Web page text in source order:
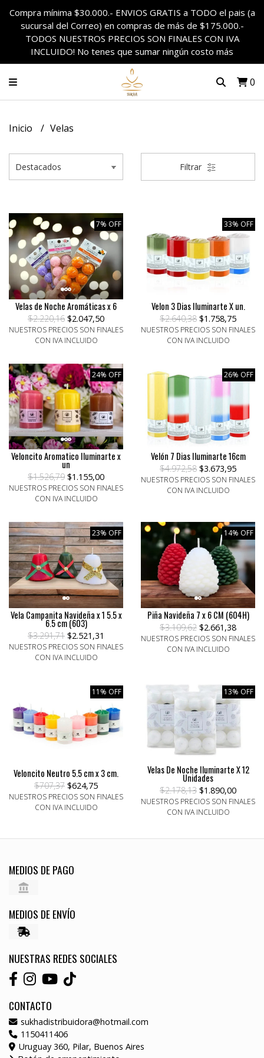
Compra mínima $30.000.- ENVIOS GRATIS a TODO el pais (a
sucursal del Correo) en compras de más de $175.000.-
TODOS NUESTROS PRECIOS SON FINALES CON IVA
INCLUIDO! No tenes que sumar ningún costo más
0
Inicio Velas
Filtrar
7% OFF
Velas de Noche Aromáticas x 6
$2.220,16 $2.047,50
NUESTROS PRECIOS SON FINALES
CON IVA INCLUIDO
33% OFF
Velon 3 Dias Iluminarte X un.
$2.640,38 $1.758,75
NUESTROS PRECIOS SON FINALES
CON IVA INCLUIDO
24% OFF
Veloncito Aromatico Iluminarte x
un
$1.526,79 $1.155,00
NUESTROS PRECIOS SON FINALES
CON IVA INCLUIDO
26% OFF
Velón 7 Dias Iluminarte 16cm
$4.972,58 $3.673,95
NUESTROS PRECIOS SON FINALES
CON IVA INCLUIDO
23% OFF
Vela Campanita Navideña x 1 5.5 x
6.5 cm (603)
$3.291,71 $2.521,31
NUESTROS PRECIOS SON FINALES
CON IVA INCLUIDO
14% OFF
Piña Navideña 7 x 6 CM (604H)
$3.109,62 $2.661,38
NUESTROS PRECIOS SON FINALES
CON IVA INCLUIDO
11% OFF
Veloncito Neutro 5.5 cm x 3 cm.
$707,37 $624,75
NUESTROS PRECIOS SON FINALES
CON IVA INCLUIDO
13% OFF
Velas De Noche Iluminarte X 12
Unidades
$2.178,13 $1.890,00
NUESTROS PRECIOS SON FINALES
CON IVA INCLUIDO
MEDIOS DE PAGO
MEDIOS DE ENVÍO
NUESTRAS REDES SOCIALES
CONTACTO
sukhadistribuidora@hotmail.com
1150411406
Uruguay 360, Pilar, Buenos Aires